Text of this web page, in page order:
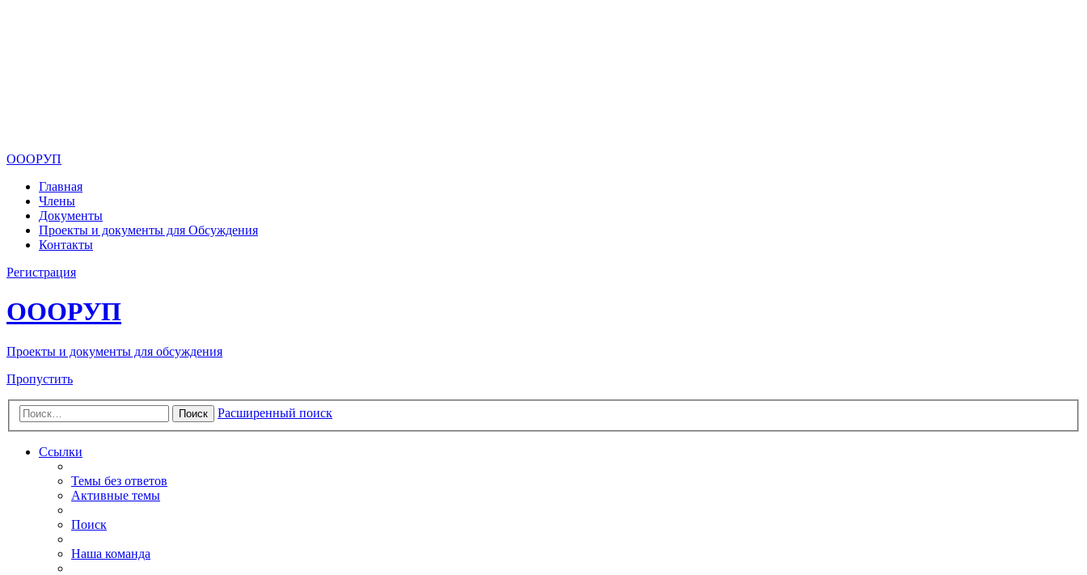
ОООРУП
Главная
Члены
Документы
Проекты и документы для Обсуждения
Контакты
Регистрация
ОООРУП
Проекты и документы для обсуждения
Пропустить
Поиск Расширенный поиск
Ссылки
Темы без ответов
Активные темы
Поиск
Наша команда